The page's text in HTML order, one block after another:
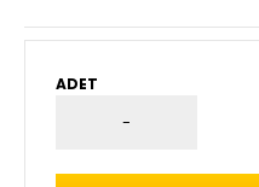
ADET